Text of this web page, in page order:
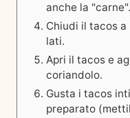
anche la "carne".
Chiudi il tacos
lati.
Apri il tacos e
coriandolo.
Gusta i tacos
preparato